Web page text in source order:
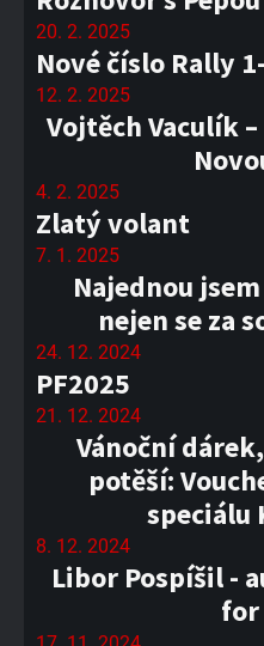
20. 2. 2025
Nové číslo Rally
12. 2. 2025
Vojtěch Vaculík
4. 2. 2025
Zlatý volant
7. 1. 2025
Najednou
nejen se za
24. 12. 2024
PF2025
21. 12. 2024
Vánoční
potěší:
speciálu
8. 12. 2024
Libor Pospíšil -
for